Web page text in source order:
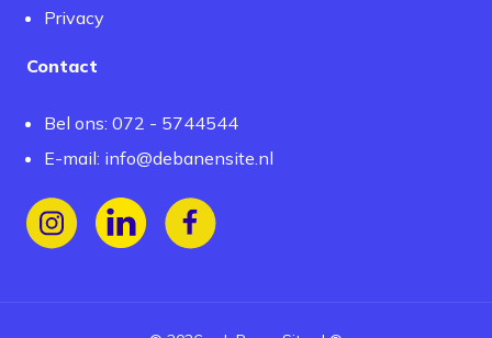
Privacy
Contact
Bel ons: 072 - 5744544
E-mail: info@debanensite.nl